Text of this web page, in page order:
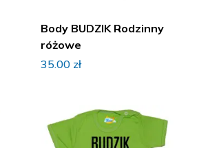
Body BUDZIK Rodzinny
różowe
35.00 zł